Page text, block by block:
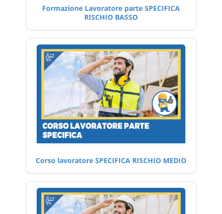
Formazione Lavoratore parte SPECIFICA
RISCHIO BASSO
Corso lavoratore SPECIFICA RISCHIO MEDIO